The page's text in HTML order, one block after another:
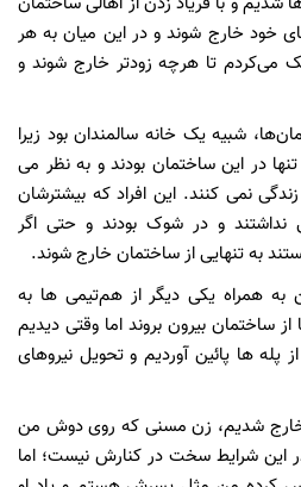
خود خارج شوند و در این میان به هر
تا هرچه زودتر خارج شوند و
شبیه یک خانه سالمندان بود زیرا
در این ساختمان بودند و به نظر می
نمی کنند. این افراد که بیشترشان
نداشتند و در شوک بودند و حتی اگر
به تنهایی از ساختمان خارج شوند.
به همراه یکی دیگر از هم‌تیمی ها به
ساختمان بیرون بروند اما وقتی دیدیم
پله ها پائین آوردیم و تحویل نیروهای
خارج شدیم، زن مسنی که روی دوش من
شرایط سخت در کنارش نیست؛ اما